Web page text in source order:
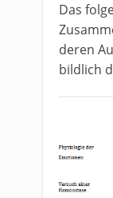
Das
deren
bildlich